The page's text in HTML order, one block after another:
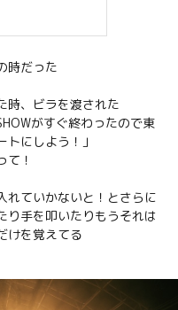
時だった
時、ビラを渡された
がすぐ終わったので東
にしよう！」
て！
れていかないと！とさらに
り手を叩いたりもうそれは
けを覚えてる